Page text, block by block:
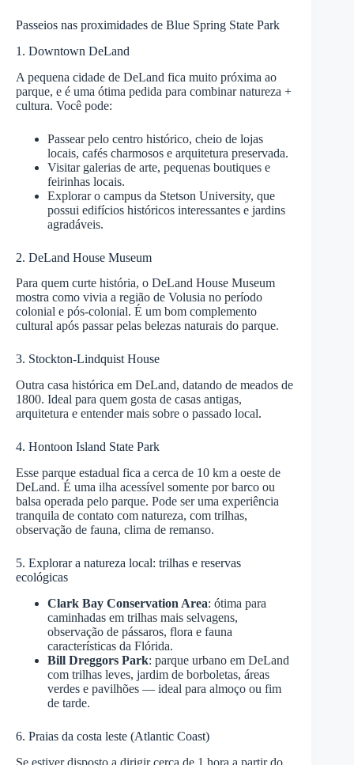
Passeios nas proximidades de Blue Spring State Park
1. Downtown DeLand
A pequena cidade de DeLand fica muito próxima ao
parque, e é uma ótima pedida para combinar natureza +
cultura. Você pode:
Passear pelo centro histórico, cheio de lojas
locais, cafés charmosos e arquitetura preservada.
Visitar galerias de arte, pequenas boutiques e
feirinhas locais.
Explorar o campus da Stetson University, que
possui edifícios históricos interessantes e jardins
agradáveis.
2. DeLand House Museum
Para quem curte história, o DeLand House Museum
mostra como vivia a região de Volusia no período
colonial e pós-colonial. É um bom complemento
cultural após passar pelas belezas naturais do parque.
3. Stockton-Lindquist House
Outra casa histórica em DeLand, datando de meados de
1800. Ideal para quem gosta de casas antigas,
arquitetura e entender mais sobre o passado local.
4. Hontoon Island State Park
Esse parque estadual fica a cerca de 10 km a oeste de
DeLand. É uma ilha acessível somente por barco ou
balsa operada pelo parque. Pode ser uma experiência
tranquila de contato com natureza, com trilhas,
observação de fauna, clima de remanso.
5. Explorar a natureza local: trilhas e reservas
ecológicas
Clark Bay Conservation Area: ótima para
caminhadas em trilhas mais selvagens,
observação de pássaros, flora e fauna
características da Flórida.
Bill Dreggors Park: parque urbano em DeLand
com trilhas leves, jardim de borboletas, áreas
verdes e pavilhões — ideal para almoço ou fim
de tarde.
6. Praias da costa leste (Atlantic Coast)
Se estiver disposto a dirigir cerca de 1 hora a partir do